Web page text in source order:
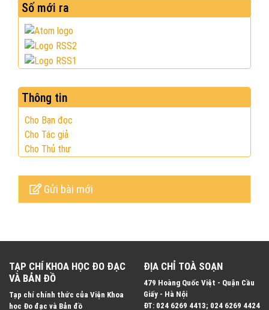
Số mới ra
Thông tin
Cho Bạn đọc
Cho Tác giả
Cho Thủ thư
Gửi bài mới
TẠP CHÍ KHOA HỌC ĐO ĐẠC
VÀ BẢN ĐỒ
Tạp chí chính thức của Viện Khoa
học Đo đạc và Bản đồ
ĐỊA CHỈ TOÀ SOẠN
479 Hoàng Quốc Việt - Quận Cầu
Giấy - Hà Nội
ĐT: 024 6269 4413; 024 6269 4424